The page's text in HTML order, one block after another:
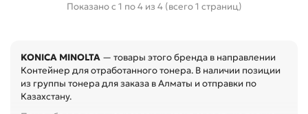
Показано с 1 по 4 из 4 (всего 1 страниц)
KONICA MINOLTA — товары этого бренда в направлении
Контейнер для отработанного тонера. В наличии позиции
из группы тонера для заказа в Алматы и отправки по
Казахстану.